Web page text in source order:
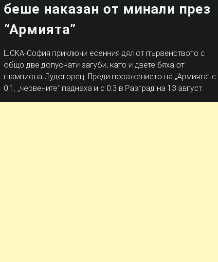
беше наказан от минали през
“Армията”
ЦСКА-София приключи есенния дял от първенството с
общо две допуснати загуби, като и двете бяха от
шампиона Лудогорец. Преди поражението на „Армията” с
0:1, „червените” паднаха и с 0:3 в Разград на 13 август.